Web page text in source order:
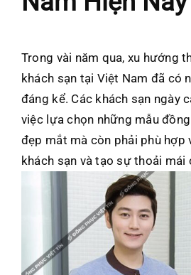
Trong vài năm qua, xu hướng
khách sạn tại Việt Nam đã có
đáng kể. Các khách sạn ngày
việc lựa chọn những mẫu
đẹp mắt mà còn phải phù hợp
khách sạn và tạo sự thoải mái